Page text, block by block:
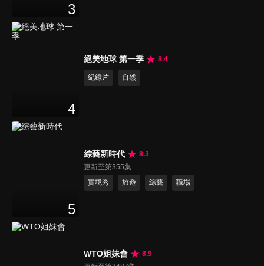
3
4
絕美地球 第一季 8.4
紀錄片 自然
5
綜藝新時代
8.3
更新至第355集
實境秀
旅遊 綜藝 職場
WTO姐妹會
8.9